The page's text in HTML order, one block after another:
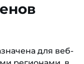
для веб-